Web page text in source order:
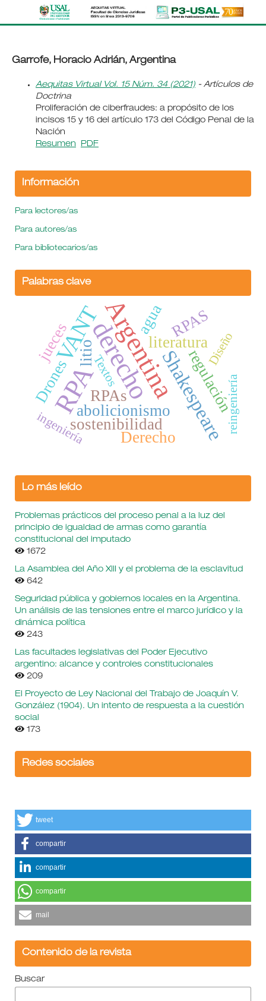
Garrofe, Horacio Adrián, Argentina
Aequitas Virtual Vol. 15 Núm. 34 (2021)- Artículos de
Doctrina
Proliferación de ciberfraudes: a propósito de los
incisos 15 y 16 del artículo 173 del Código Penal de la
Nación
Resumen
PDF
Información
Para lectores/as
Para autores/as
Para bibliotecarios/as
Palabras clave
RPAArgentina
derecho
VANT
Shakespeare
literatura
abolicionismo
jueces
Drones
sostenibilidad
RPAs regulación
RPAS
agua
Derecho
litio
ingeniería reingeniería
Diseño
Textos
Lo más leído
Problemas prácticos del proceso penal a la luz del
principio de igualdad de armas como garantía
constitucional del imputado
1672
La Asamblea del Año XIII y el problema de la esclavitud
642
Seguridad pública y gobiernos locales en la Argentina.
Un análisis de las tensiones entre el marco jurídico y la
dinámica política
243
Las facultades legislativas del Poder Ejecutivo
argentino: alcance y controles constitucionales
209
El Proyecto de Ley Nacional del Trabajo de Joaquín V.
González (1904). Un intento de respuesta a la cuestión
social
173
Redes sociales
tweet
compartir
compartir
compartir
mail
Contenido de la revista
Buscar